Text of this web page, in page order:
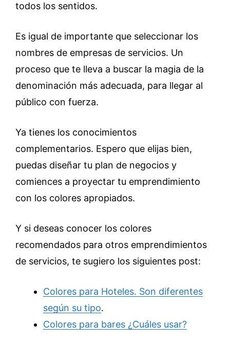
todos los sentidos.
Es igual de importante que seleccionar los
nombres de empresas de servicios. Un
proceso que te lleva a buscar la magia de la
denominación más adecuada, para llegar al
público con fuerza.
Ya tienes los conocimientos
complementarios. Espero que elijas bien,
puedas diseñar tu plan de negocios y
comiences a proyectar tu emprendimiento
con los colores apropiados.
Y si deseas conocer los colores
recomendados para otros emprendimientos
de servicios, te sugiero los siguientes post:
Colores para Hoteles. Son diferentes
según su tipo.
Colores para bares ¿Cuáles usar?